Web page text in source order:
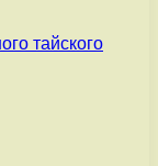
тайского